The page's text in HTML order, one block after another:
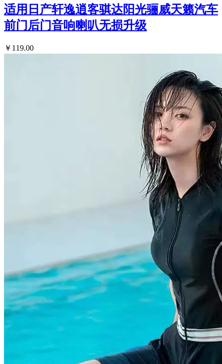
适用日产轩逸逍客骐达阳光骊威天籁汽车
前门后门音响喇叭无损升级
￥119.00